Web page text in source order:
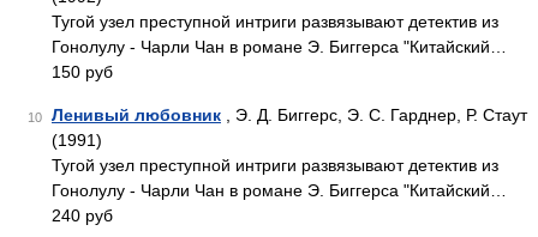
Тугой узел преступной интриги развязывают детектив из
Гонолулу - Чарли Чан в романе Э. Биггерса "Китайский…
150 руб
10 Ленивый любовник , Э. Д. Биггерс, Э. С. Гарднер, Р. Стаут
(1991)
Тугой узел преступной интриги развязывают детектив из
Гонолулу - Чарли Чан в романе Э. Биггерса "Китайский…
240 руб